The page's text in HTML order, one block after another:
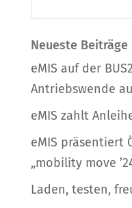
Neueste Beiträge
eMIS auf der
Antriebswende
eMIS zahlt
eMIS präsentiert
„mobility move
Laden, testen,